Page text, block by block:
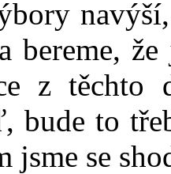
bereme,
z těchto
bude to
jsme se